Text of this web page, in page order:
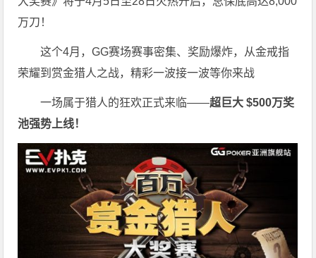
万刀！
这个4月，GG赛场赛事密集、奖励爆炸，从金戒指
荣耀到赏金猎人之战，精彩一波接一波等你来战
一场属于猎人的狂欢正式来临——超巨大 $500万奖
池强势上线！